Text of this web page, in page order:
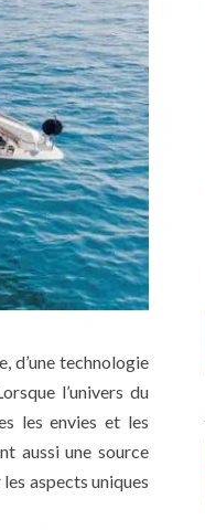
d’une technologie
l’univers du
les envies et les
aussi une source
aspects uniques